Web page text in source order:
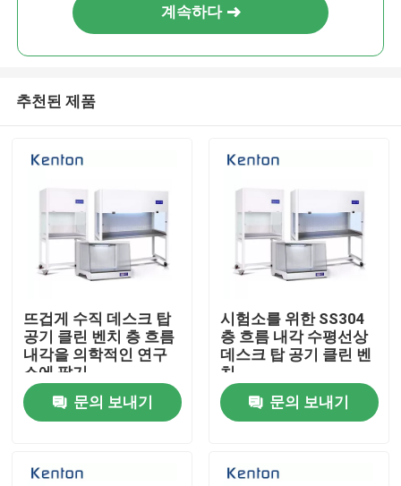
홈
계속하다
추천된 제품
뜨겁게 수직 데스크 탑
공기 클린 벤치 층 흐름
내각을 의학적인 연구
소에 팔기
문의 보내기
시험소를 위한 SS304
층 흐름 내각 수평선상
데스크 탑 공기 클린 벤
치
문의 보내기